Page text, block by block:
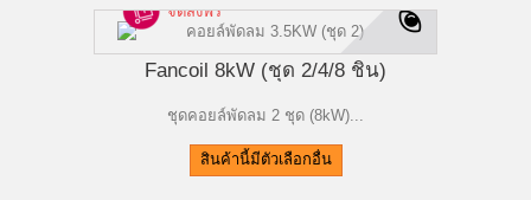
จัดส่งฟรี
Fancoil 8kW (ชุด 2/4/8 ชิ้น)
ชุดคอยล์พัดลม 2 ชุด (8kW)...
สินค้านี้มีตัวเลือกอื่น